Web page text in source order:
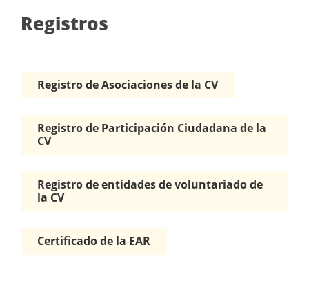
Registros
Registro de Asociaciones de la CV
Registro de Participación Ciudadana de la
CV
Registro de entidades de voluntariado de
la CV
Certificado de la EAR